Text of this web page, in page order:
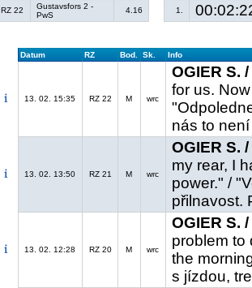
RZ 22
Gustavsfors 2 -
PwS
4.16 1.
Datum RZ Bod. Sk. Info
13. 02. 15:35 RZ 22 M wrc
OGIER S.
for us.
nás to
13. 02. 13:50 RZ 21 M wrc
OGIER S.
my rear, I
power." /
přilnavost.
13. 02. 12:28 RZ 20 M wrc
OGIER S.
problem to
the
s jízdou,